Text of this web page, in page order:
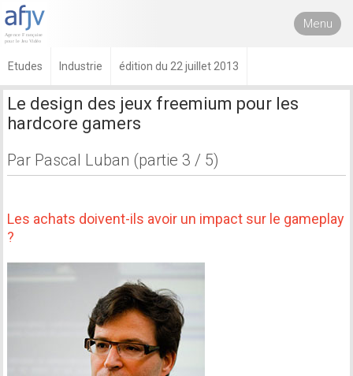
Menu
Etudes Industrie édition du 22 juillet 2013
Le design des jeux freemium pour les
hardcore gamers
Par Pascal Luban (partie 3 / 5)
Les achats doivent-ils avoir un impact sur le gameplay
?